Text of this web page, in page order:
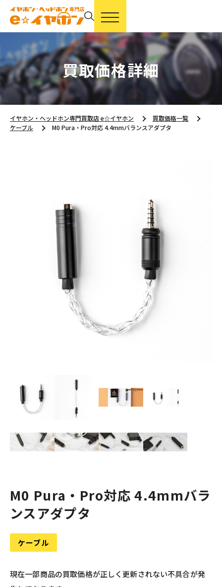
買取価格詳細
イヤホン・ヘッドホン専門買取店 e☆イヤホン
買取価格一覧
ケーブル
M0 Pura・Pro対応 4.4mmバランスアダプタ
M0 Pura・Pro対応 4.4mmバラ
ンスアダプタ
ケーブル
現在一部商品の買取価格が正しく更新されない不具合が発